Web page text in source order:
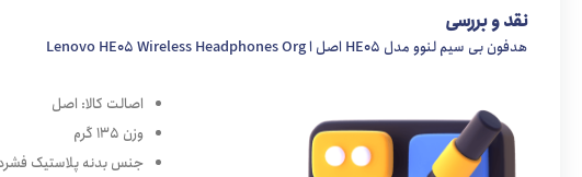
نقد و بررسی
هدفون بی سیم لنوو مدل HE05 اصل ا Lenovo HE05 Wireless Headphones Org
اصالت کالا: اصل
وزن 135 گرم
جنس بدنه پلاستیک